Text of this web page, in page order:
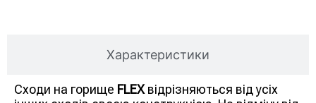
Характеристики
Сходи на горище FLEXвідрізняються від усіх